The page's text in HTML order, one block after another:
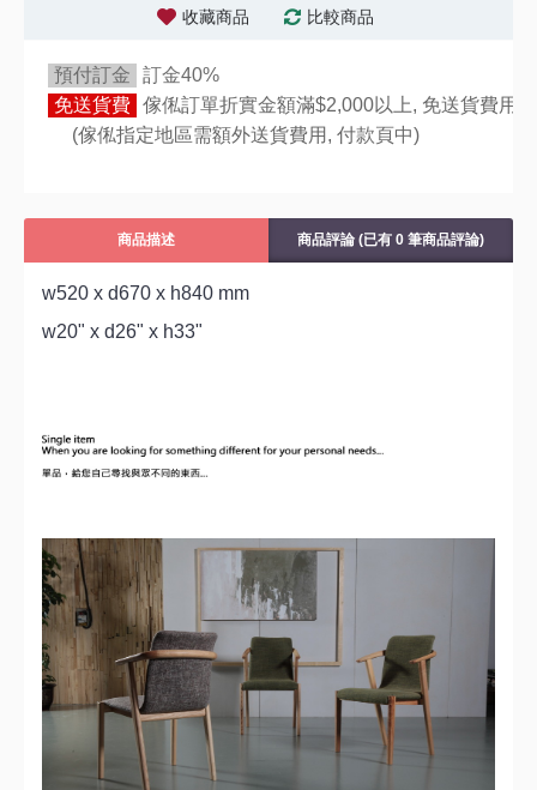
收藏商品 比較商品
預付訂金
訂金40%
免送貨費 傢俬訂單折實金額滿$2,000以上, 免送貨費用,
(傢俬指定地區需額外送貨費用, 付款頁中)
商品描述 商品評論 (已有 0 筆商品評論)
w520 x d670 x h840 mm
w20" x d26" x h33"